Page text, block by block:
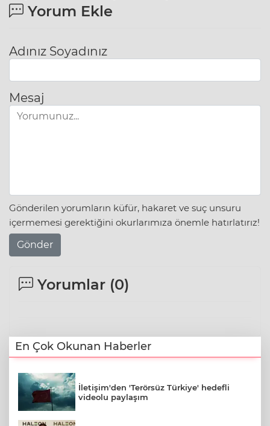
Yorum Ekle
Adınız Soyadınız
Mesaj
Gönderilen yorumların küfür, hakaret ve suç unsuru
içermemesi gerektiğini okurlarımıza önemle hatırlatırız!
Gönder
Yorumlar (0)
En Çok Okunan Haberler
İletişim'den 'Terörsüz Türkiye' hedefli
videolu paylaşım